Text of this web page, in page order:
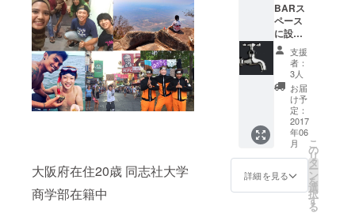
大阪府在住20歳 同志社大学
商学部在籍中
BARス
ペース
に設置
する無
限に酒
がでる
『蛇
口』の1
日使用
券 をリ
ターン
として
お返し
しま
す。 酒
支援
者：
3人
お届
け予
定：
2017
年06
月
詳細を見る
こ
の
リ
タ
ー
ン
を
選
択
す
る